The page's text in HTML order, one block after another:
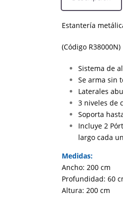
Estantería
(Código R38000N)
Sistema de
Se arma sin
Laterales
3 niveles de
Soporta
Incluye 2
largo cada
Medidas:
Ancho: 200 cm
Profundidad: 60
Altura: 200 cm